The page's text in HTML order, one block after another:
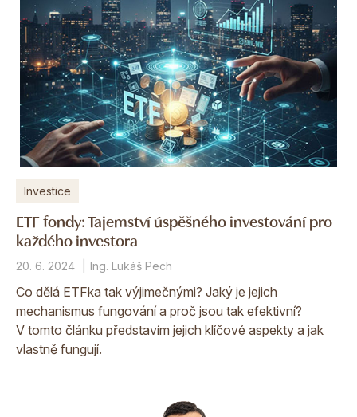
Investice
ETF fondy: Tajemství úspěšného investování pro
každého investora
20. 6. 2024 Ing. Lukáš Pech
Co dělá ETFka tak výjimečnými? Jaký je jejich
mechanismus fungování a proč jsou tak efektivní?
V tomto článku představím jejich klíčové aspekty a jak
vlastně fungují.